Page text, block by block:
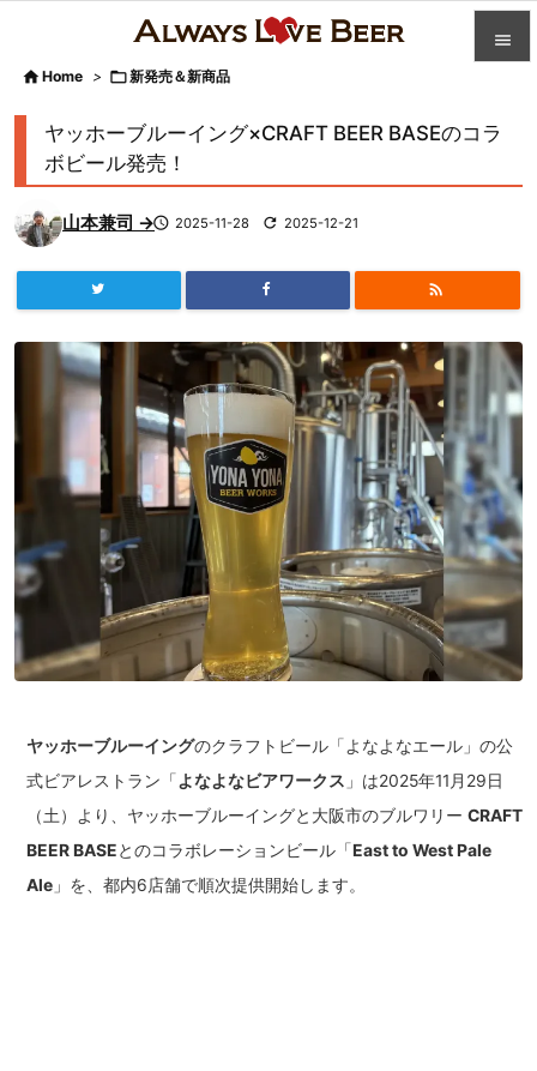



検索
 Home > 新発売＆新商品
ヤッホーブルーイング×CRAFT BEER BASEのコラ
ボビール発売！
山本兼司 → 2025-11-28  2025-12-21

ヤッホーブルーイングのクラフトビール「よなよなエール」の公
式ビアレストラン「 よなよなビアワークス 」は2025年11月29日
（土）より、ヤッホーブルーイングと大阪市のブルワリー CRAFT
BEER BASEとのコラボレーションビール「East to West Pale
Ale 」を、都内6店舗で順次提供開始します。